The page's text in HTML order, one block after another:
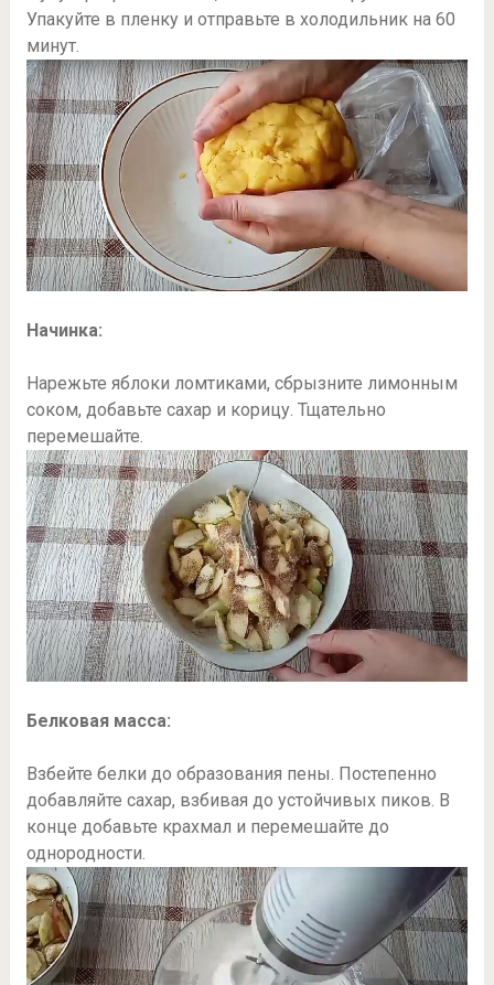
Упакуйте в пленку и отправьте в холодильник на 60
минут.
Начинка:
Нарежьте яблоки ломтиками, сбрызните лимонным
соком, добавьте сахар и корицу. Тщательно
перемешайте.
Белковая масса:
Взбейте белки до образования пены. Постепенно
добавляйте сахар, взбивая до устойчивых пиков. В
конце добавьте крахмал и перемешайте до
однородности.